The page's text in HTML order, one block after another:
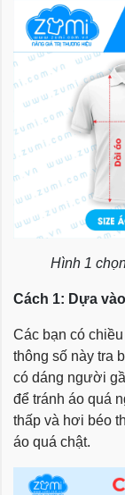
Hình 1
Cách 1: Dựa
Các bạn có
thông số này tra
có dáng người
để tránh áo quá
thấp và hơi béo
áo quá chật.